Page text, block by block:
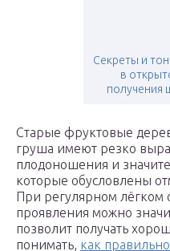
Секреты и
в
получения
Старые фруктовые
груша имеют резко
плодоношения и
которые обусловлены
При регулярном лёгком
проявления можно
позволит получать
понимать, как